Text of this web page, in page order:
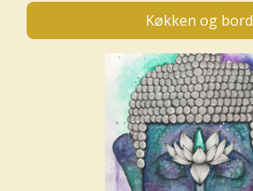
Køkken og bord